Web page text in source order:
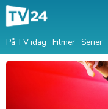
På TV idag Filmer Serier